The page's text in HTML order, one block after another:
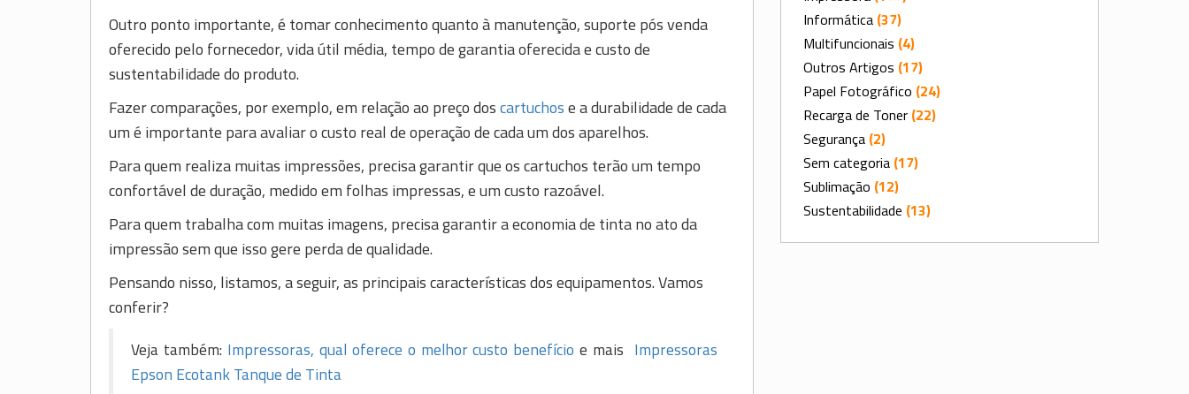
Outro ponto importante, é tomar conhecimento quanto à manutenção, suporte pós venda
oferecido pelo fornecedor, vida útil média, tempo de garantia oferecida e custo de
sustentabilidade do produto.
Fazer comparações, por exemplo, em relação ao preço doscartuchose a durabilidade de cada
um é importante para avaliar o custo real de operação de cada um dos aparelhos.
Para quem realiza muitas impressões, precisa garantir que os cartuchos terão um tempo
confortável de duração, medido em folhas impressas, e um custo razoável.
Para quem trabalha com muitas imagens, precisa garantir a economia de tinta no ato da
impressão sem que isso gere perda de qualidade.
Pensando nisso, listamos, a seguir, as principais características dos equipamentos. Vamos
conferir?
Veja também: Impressoras, qual oferece o melhor custo benefício e mais Impressoras
Epson Ecotank Tanque de Tinta
Informática (37)
Multifuncionais (4)
Outros Artigos (17)
Papel Fotográfico (24)
Recarga de Toner (22)
Segurança (2)
Sem categoria (17)
Sublimação (12)
Sustentabilidade (13)